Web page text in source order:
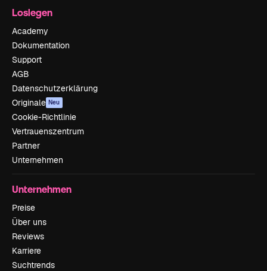
Loslegen
Academy
Dokumentation
Support
AGB
Datenschutzerklärung
Originale Neu
Cookie-Richtlinie
Vertrauenszentrum
Partner
Unternehmen
Unternehmen
Preise
Über uns
Reviews
Karriere
Suchtrends